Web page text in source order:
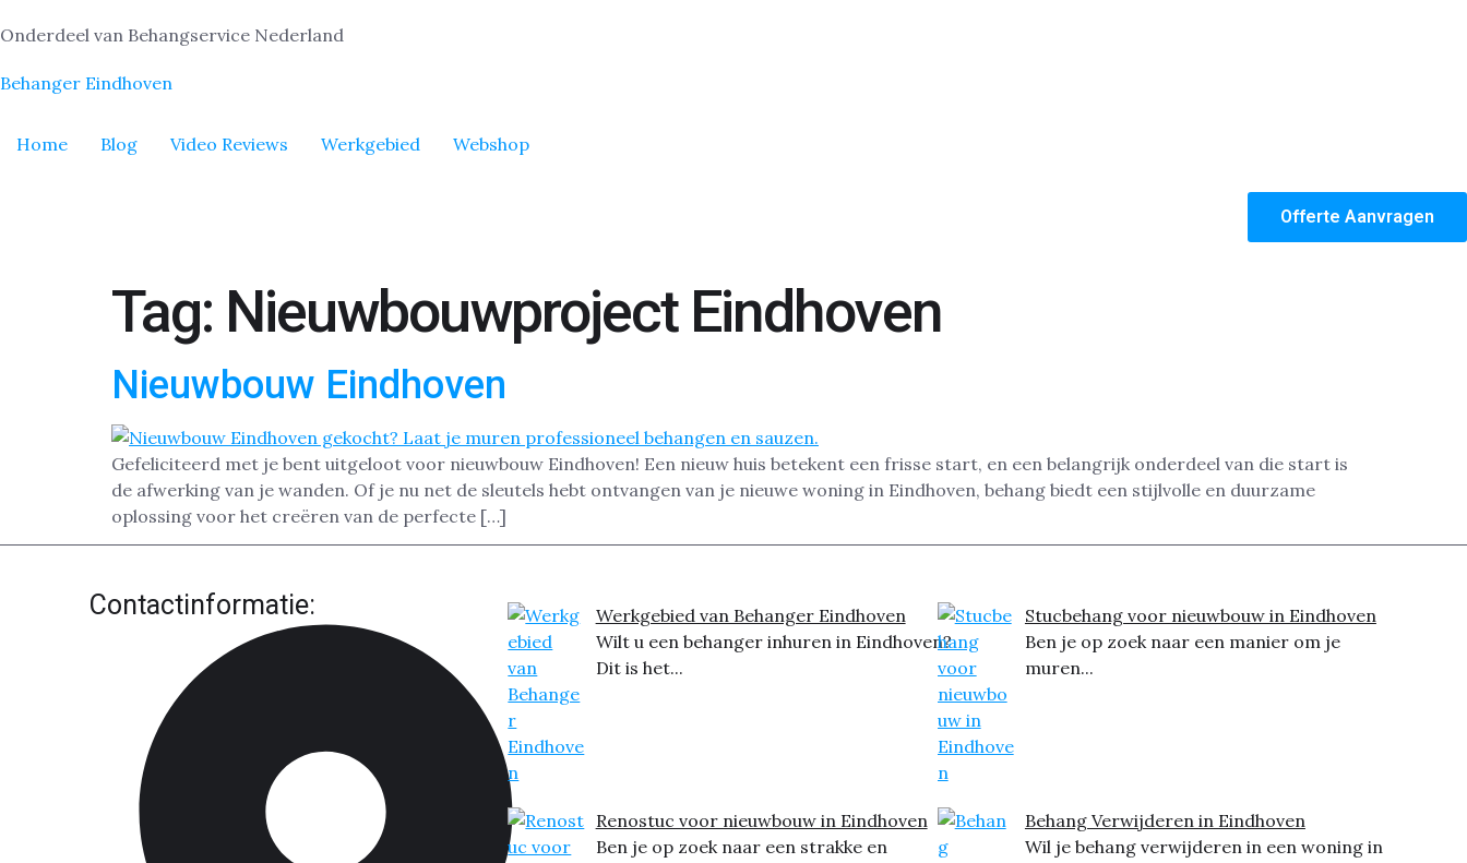
Onderdeel van Behangservice Nederland
Behanger Eindhoven
Home Blog Video Reviews Werkgebied Webshop
Offerte Aanvragen
Tag: Nieuwbouwproject Eindhoven
Nieuwbouw Eindhoven
Gefeliciteerd met je bent uitgeloot voor nieuwbouw Eindhoven! Een nieuw huis betekent een frisse start, en een belangrijk onderdeel van die start is
de afwerking van je wanden. Of je nu net de sleutels hebt ontvangen van je nieuwe woning in Eindhoven, behang biedt een stijlvolle en duurzame
oplossing voor het creëren van de perfecte […]
Contactinformatie:
Werkgebied van Behanger Eindhoven
Wilt u een behanger inhuren in Eindhoven?
Dit is het...
Renostuc voor nieuwbouw in Eindhoven
Ben je op zoek naar een strakke en
Stucbehang voor nieuwbouw in Eindhoven
Ben je op zoek naar een manier om je
muren...
Behang Verwijderen in Eindhoven
Wil je behang verwijderen in een woning in